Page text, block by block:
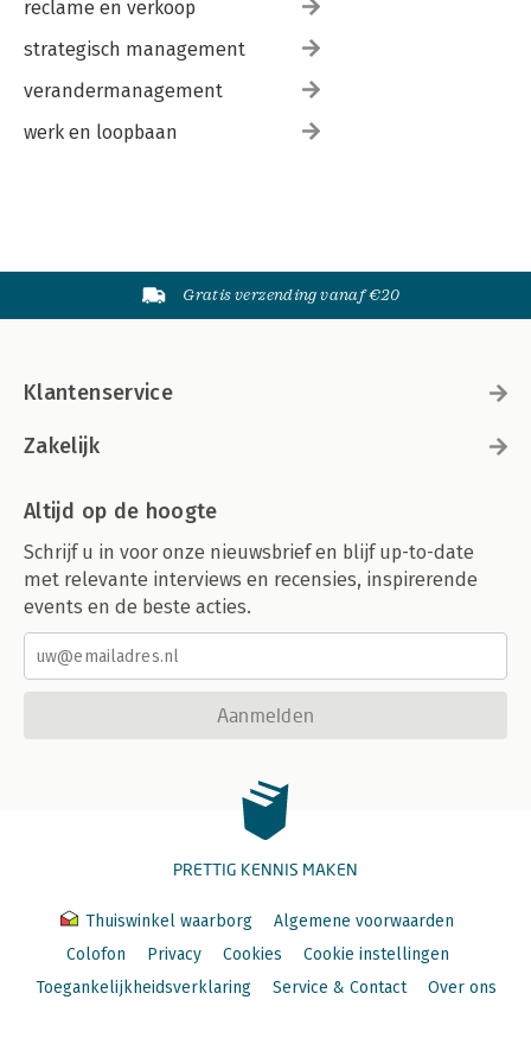
reclame en verkoop
strategisch management
verandermanagement
werk en loopbaan
Gratis verzending vanaf €20
Klantenservice
Zakelijk
Altijd op de hoogte
Schrijf u in voor onze nieuwsbrief en blijf up-to-date
met relevante interviews en recensies, inspirerende
events en de beste acties.
Aanmelden
PRETTIG KENNIS MAKEN
Thuiswinkel waarborg
Algemene voorwaarden
Colofon
Privacy Cookies
Cookie instellingen
Toegankelijkheidsverklaring
Service & Contact Over ons